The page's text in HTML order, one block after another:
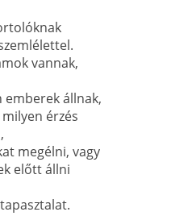
vannak,
állnak,
érzés
megélni, vagy
előtt állni